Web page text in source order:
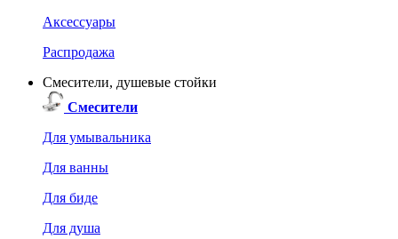
Аксессуары
Распродажа
Смесители, душевые стойки
Смесители
Для умывальника
Для ванны
Для биде
Для душа